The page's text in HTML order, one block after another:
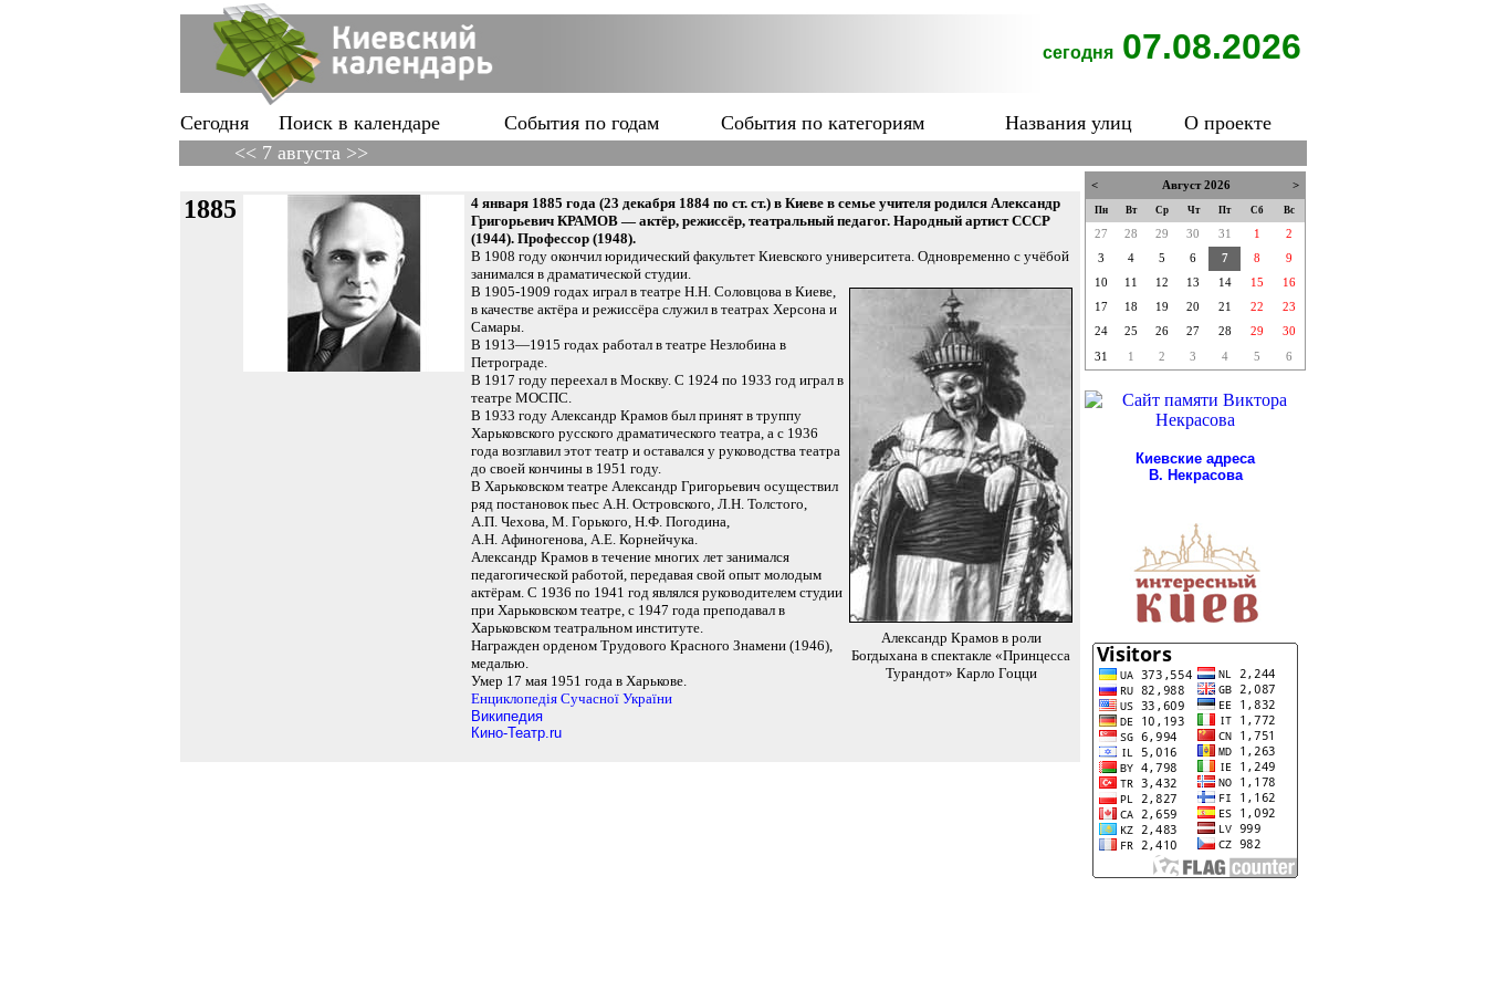
сегодня 07.08.2026
Сегодня Поиск в календаре События по годам События по категориям Названия улиц
О проекте
<< 7 августа >>
1885
4 января 1885 года (23 декабря 1884 по ст. ст.) в Киеве в семье учителя родился Александр
Григорьевич КРАМОВ — актёр, режиссёр, театральный педагог. Народный артист СССР
(1944). Профессор (1948).
В 1908 году окончил юридический факультет Киевского университета. Одновременно с учёбой
занимался в драматической студии.
Александр Крамов в роли
Богдыхана в спектакле «Принцесса
Турандот» Карло Гоцци
В 1905-1909 годах играл в театре Н.Н. Соловцова в Киеве,
в качестве актёра и режиссёра служил в театрах Херсона и
Самары.
В 1913—1915 годах работал в театре Незлобина в
Петрограде.
В 1917 году переехал в Москву. С 1924 по 1933 год играл в
театре МОСПС.
В 1933 году Александр Крамов был принят в труппу
Харьковского русского драматического театра, а с 1936
года возглавил этот театр и оставался у руководства театра
до своей кончины в 1951 году.
В Харьковском театре Александр Григорьевич осуществил
ряд постановок пьес А.Н. Островского, Л.Н. Толстого,
А.П. Чехова, М. Горького, Н.Ф. Погодина,
А.Н. Афиногенова, А.Е. Корнейчука.
Александр Крамов в течение многих лет занимался
педагогической работой, передавая свой опыт молодым
актёрам. С 1936 по 1941 год являлся руководителем студии
при Харьковском театре, с 1947 года преподавал в
Харьковском театральном институте.
Награжден орденом Трудового Красного Знамени (1946),
медалью.
Умер 17 мая 1951 года в Харькове.
Енциклопедiя Сучасної України
Википедия
Кино-Театр.ru
< Август 2026 >
Пн Вт Ср Чт Пт Сб Вс
27 28 29 30 31 1
2
3
4 5 6 7 8
9
10
11 12 13 14 15
16
17
18 19 20 21 22
23
24
25 26 27 28 29 30
31 1 2 3 4 5 6
Киевские адреса
В. Некрасова